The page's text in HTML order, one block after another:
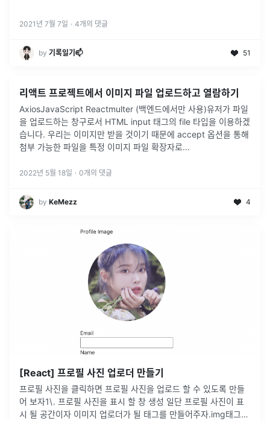
2021년 7월 7일 · 4개의 댓글
by 기록일기📫 51
리액트 프로젝트에서 이미지 파일 업로드하고 열람하기
AxiosJavaScript Reactmulter (백엔드에서만 사용)유저가 파일
을 업로드하는 창구로서 HTML input 태그의 file 타입을 이용하겠
습니다. 우리는 이미지만 받을 것이기 때문에 accept 옵션을 통해
첨부 가능한 파일을 특정 이미지 파일 확장자로...
2022년 5월 18일 · 0개의 댓글
by KeMezz 4
[React] 프로필 사진 업로더 만들기
프로필 사진을 클릭하면 프로필 사진을 업로드 할 수 있도록 만들
어 보자1\. 프로필 사진을 표시 할 창 생성 일단 프로필 사진이 표
시 될 공간이자 이미지 업로더가 될 태그를 만들어주자.img태그로